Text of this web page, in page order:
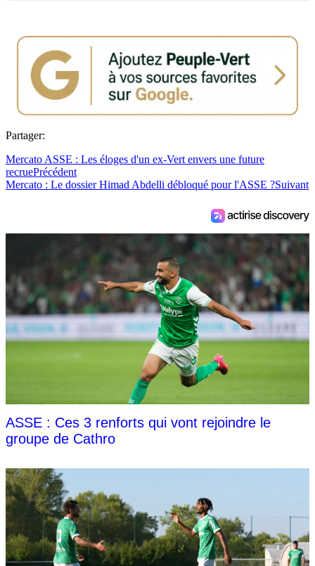
Partager:
Mercato ASSE : Les éloges d'un ex-Vert envers une future
recruePrécédent
Mercato : Le dossier Himad Abdelli débloqué pour l'ASSE ?Suivant
ASSE : Ces 3 renforts qui vont rejoindre le
groupe de Cathro